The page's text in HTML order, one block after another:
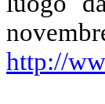
http://